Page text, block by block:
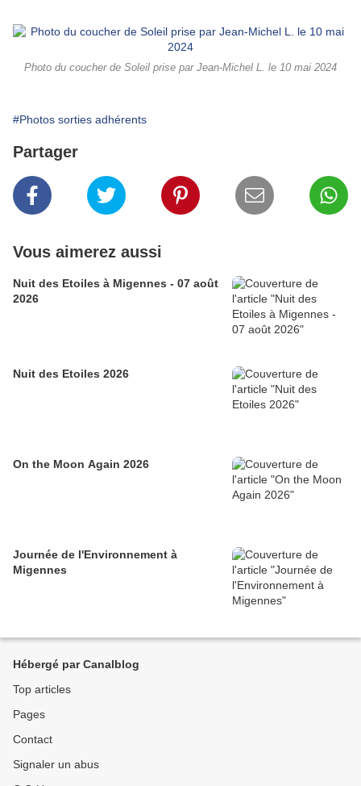
Photo du coucher de Soleil prise par Jean-Michel L. le 10 mai 2024
#Photos sorties adhérents
Partager
Vous aimerez aussi
Nuit des Etoiles à Migennes - 07 août
2026
Nuit des Etoiles 2026
On the Moon Again 2026
Journée de l'Environnement à
Migennes
Hébergé par Canalblog
Top articles
Pages
Contact
Signaler un abus